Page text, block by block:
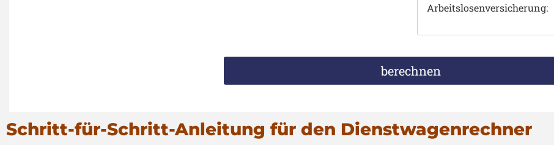
Arbeitslosenversicherung:
Schritt-für-Schritt-Anleitung für den Dienstwagenrechner